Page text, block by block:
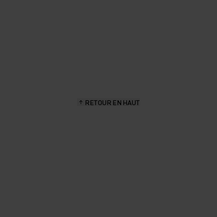
RETOUR EN HAUT